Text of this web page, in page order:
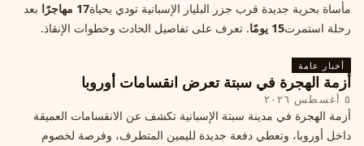
مأساة بحرية جديدة قرب جزر البليار الإسبانية تودي بحياة17 مهاجرًا
بعد
رحلة استمرت15 يومًا . تعرف على تفاصيل الحادث وخطوات الإنقاذ.
أخبار عامة
أزمة الهجرة في سبتة تعرض انقسامات أوروبا
٥ أغسطس ٢٠٢٦
أزمة الهجرة في مدينة سبتة الإسبانية تكشف عن الانقسامات العميقة
داخل أوروبا، وتعطي دفعة جديدة لليمين المتطرف، وفرصة لخصوم